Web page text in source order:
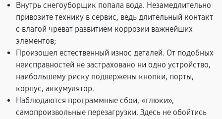
Внутрь снегоуборщик попала вода. Незамедлительно
привозите технику в сервис, ведь длительный контакт
с влагой чреват развитием коррозии важнейших
элементов;
Произошел естественный износ деталей. От подобных
неисправностей не застраховано ни одно устройство,
наибольшему риску подвержены кнопки, порты,
корпус, аккумулятор.
Наблюдаются программные сбои, «глюки»,
самопроизвольные перезагрузки. Здесь не обойтись